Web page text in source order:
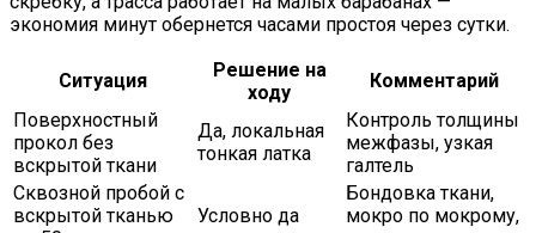
экономия минут обернется часами простоя через сутки.
Ситуация
Решение на
ходу
Комментарий
Поверхностный
прокол без
вскрытой ткани
Да, локальная
тонкая латка
Контроль толщины
межфазы, узкая
галтель
Сквозной пробой с
вскрытой тканью
Условно да
Бондовка ткани,
мокро по мокрому,